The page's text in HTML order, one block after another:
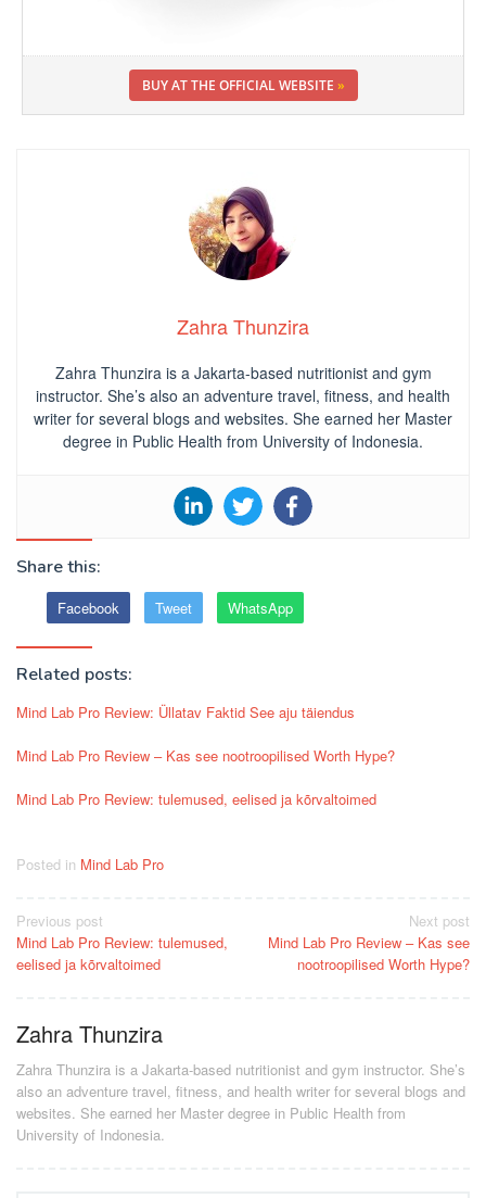
BUY AT THE OFFICIAL WEBSITE »
Zahra Thunzira
Zahra Thunzira is a Jakarta-based nutritionist and gym
instructor. She’s also an adventure travel, fitness, and health
writer for several blogs and websites. She earned her Master
degree in Public Health from University of Indonesia.
Share this:
Facebook Tweet WhatsApp
Related posts:
Mind Lab Pro Review: Üllatav Faktid See aju täiendus
Mind Lab Pro Review – Kas see nootroopilised Worth Hype?
Mind Lab Pro Review: tulemused, eelised ja kõrvaltoimed
Posted in Mind Lab Pro
Post
navigation
Previous post
Mind Lab Pro Review: tulemused,
eelised ja kõrvaltoimed
Next post
Mind Lab Pro Review – Kas see
nootroopilised Worth Hype?
Zahra Thunzira
Zahra Thunzira is a Jakarta-based nutritionist and gym instructor. She’s
also an adventure travel, fitness, and health writer for several blogs and
websites. She earned her Master degree in Public Health from
University of Indonesia.